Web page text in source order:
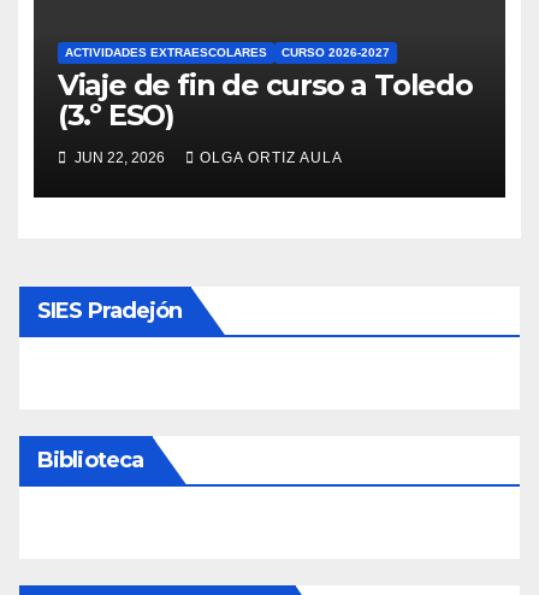
ACTIVIDADES EXTRAESCOLARES CURSO 2026-2027
Viaje de fin de curso a Toledo
(3.º ESO)
JUN 22, 2026 OLGA ORTIZ AULA
SIES Pradejón
Biblioteca